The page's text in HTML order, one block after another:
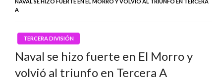
A
TERCERA DIVISIÓN
Naval se hizo fuerte en El Morro y
volvió al triunfo en Tercera A